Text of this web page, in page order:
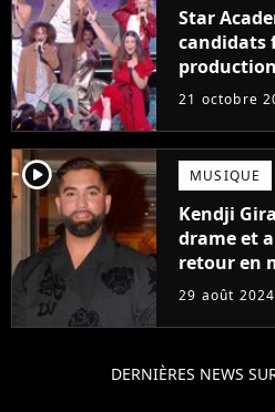
Star
candidats
choix
21 octobre
player2 MUSIQUE
Kendji
drame et
retour en
fous de joie
29 août 2024
DERNIÈRES NEWS